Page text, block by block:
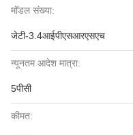
मॉडल संख्या:
जेटी-3.4आईपीएसआरएसएच
न्यूनतम आदेश मात्रा:
5पीसी
कीमत: